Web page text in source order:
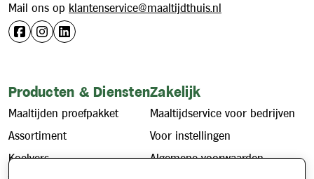
Mail ons op klantenservice@maaltijdthuis.nl
Producten & Diensten
Maaltijden proefpakket
Assortiment
Koelvers
Zakelijk
Maaltijdservice voor bedrijven
Voor instellingen
Algemene voorwaarden